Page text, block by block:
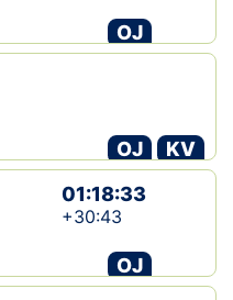
OJ
OJ
KV
01:18:33
+30:43
OJ